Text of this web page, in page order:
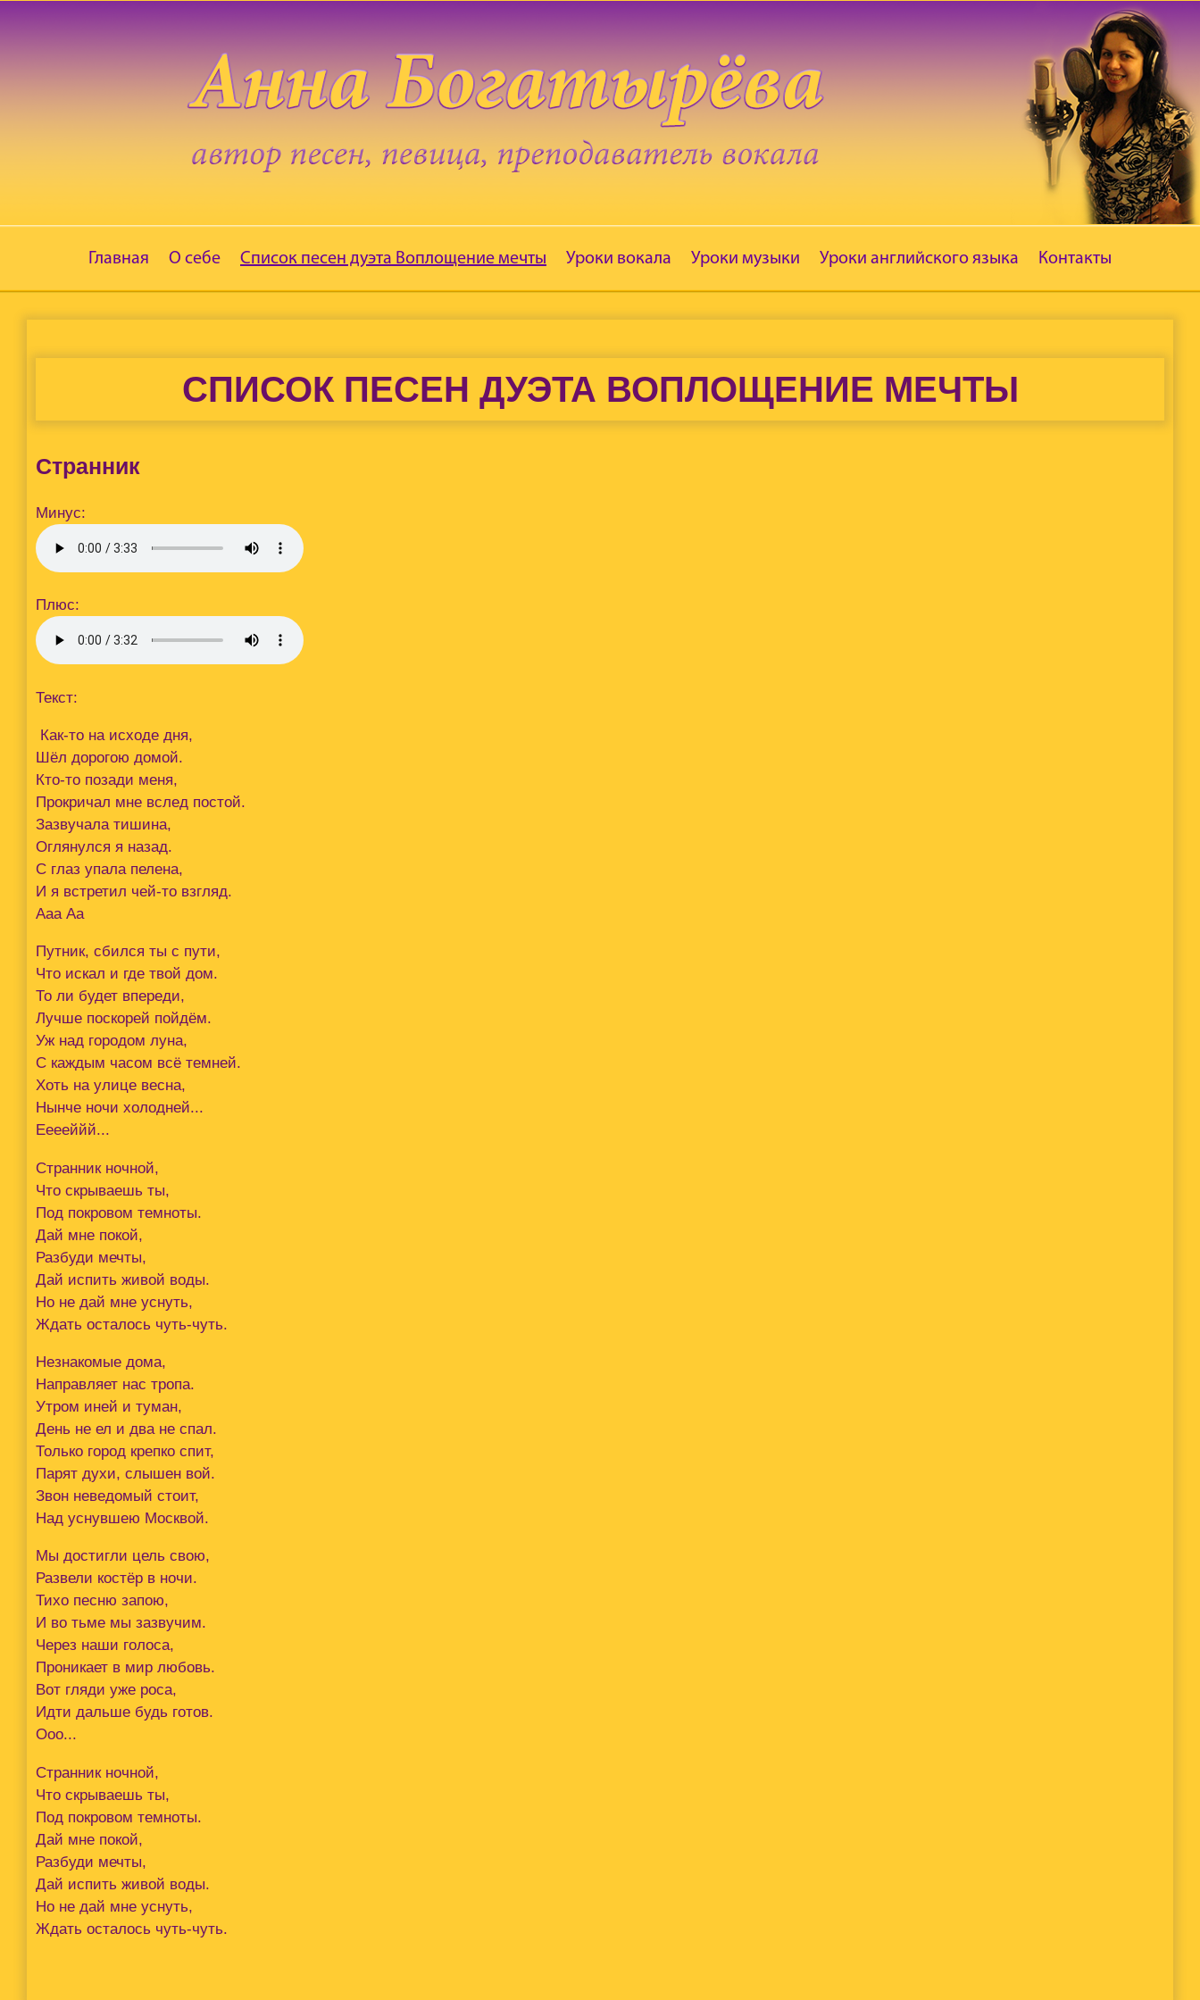
Главная О себе Список песен дуэта Воплощение мечты Уроки вокала Уроки музыки Уроки английского языка Контакты
СПИСОК ПЕСЕН ДУЭТА ВОПЛОЩЕНИЕ МЕЧТЫ
Странник
Минус:
Плюс:
Текст:
Как-то на исходе дня,
Шёл дорогою домой.
Кто-то позади меня,
Прокричал мне вслед постой.
Зазвучала тишина,
Оглянулся я назад.
С глаз упала пелена,
И я встретил чей-то взгляд.
Ааа Аа
Путник, сбился ты с пути,
Что искал и где твой дом.
То ли будет впереди,
Лучше поскорей пойдём.
Уж над городом луна,
С каждым часом всё темней.
Хоть на улице весна,
Нынче ночи холодней...
Ееееййй...
Странник ночной,
Что скрываешь ты,
Под покровом темноты.
Дай мне покой,
Разбуди мечты,
Дай испить живой воды.
Но не дай мне уснуть,
Ждать осталось чуть-чуть.
Незнакомые дома,
Направляет нас тропа.
Утром иней и туман,
День не ел и два не спал.
Только город крепко спит,
Парят духи, слышен вой.
Звон неведомый стоит,
Над уснувшею Москвой.
Мы достигли цель свою,
Развели костёр в ночи.
Тихо песню запою,
И во тьме мы зазвучим.
Через наши голоса,
Проникает в мир любовь.
Вот гляди уже роса,
Идти дальше будь готов.
Ооо...
Странник ночной,
Что скрываешь ты,
Под покровом темноты.
Дай мне покой,
Разбуди мечты,
Дай испить живой воды.
Но не дай мне уснуть,
Ждать осталось чуть-чуть.